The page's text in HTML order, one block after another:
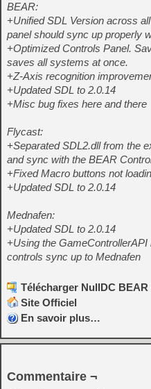
BEAR:
+Unified SDL Version across
panel should sync up properly
+Optimized Controls Panel.
saves all systems at once.
+Z-Axis recognition
+Updated SDL to 2.0.14
+Misc bug fixes here and there
Flycast:
+Separated SDL2.dll from the
and sync with the BEAR
+Fixed Macro buttons not
+Updated SDL to 2.0.14
Mednafen:
+Updated SDL to 2.0.14
+Using the
controls sync up to Mednafen
Télécharger NullDC BEAR
Site Officiel
En savoir plus…
Commentaire ¬